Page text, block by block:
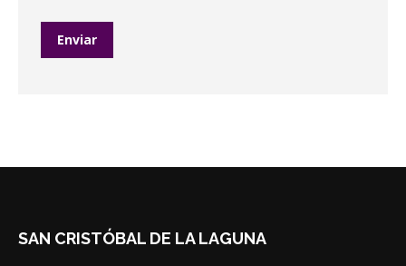
SAN CRISTÓBAL DE LA LAGUNA